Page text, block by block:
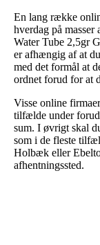
En lang række
hverdag på
Water Tube 2,5gr
er afhængig af at
med det formål at
ordnet forud for at
Visse online
tilfælde under
sum. I øvrigt skal
som i de fleste
Holbæk eller
afhentningssted.